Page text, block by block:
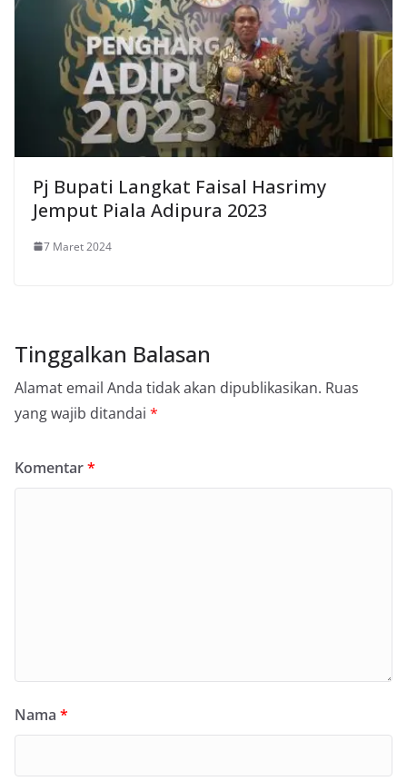
Pj Bupati Langkat Faisal Hasrimy
Jemput Piala Adipura 2023
7 Maret 2024
Tinggalkan Balasan
Alamat email Anda tidak akan dipublikasikan. Ruas
yang wajib ditandai *
Komentar*
Nama *